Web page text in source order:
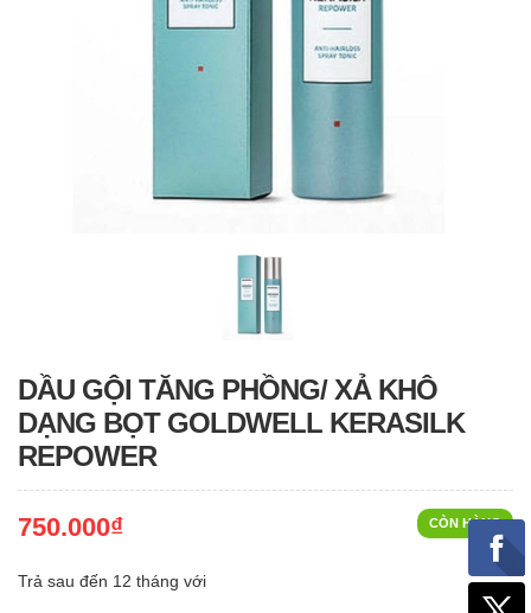
DẦU GỘI TĂNG PHỒNG/ XẢ KHÔ
DẠNG BỌT GOLDWELL KERASILK
REPOWER
CÒN HÀNG
750.000₫
Trả sau đến 12 tháng với